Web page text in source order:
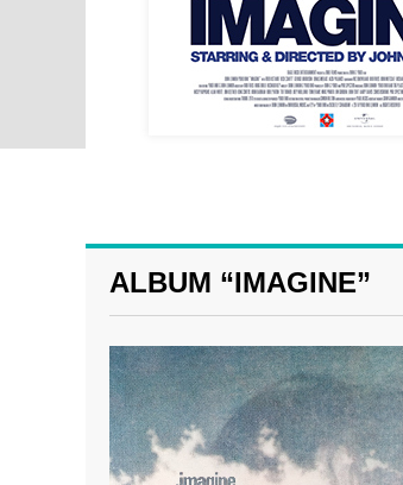
ALBUM “IMAGINE”